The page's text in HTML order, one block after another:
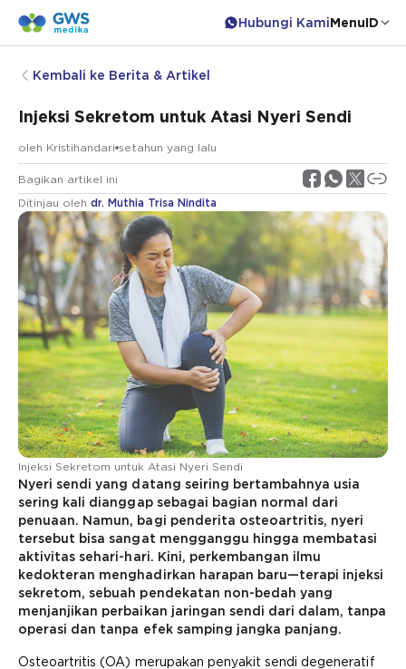
Hubungi KamiMenuID
Kembali ke Berita & Artikel
Injeksi Sekretom untuk Atasi Nyeri Sendi
oleh Kristihandari setahun yang lalu
Bagikan artikel ini
Ditinjau oleh dr. Muthia Trisa Nindita
Injeksi Sekretom untuk Atasi Nyeri Sendi
Nyeri sendi yang datang seiring bertambahnya usia
sering kali dianggap sebagai bagian normal dari
penuaan. Namun, bagi penderita osteoartritis, nyeri
tersebut bisa sangat mengganggu hingga membatasi
aktivitas sehari-hari. Kini, perkembangan ilmu
kedokteran menghadirkan harapan baru—terapi injeksi
sekretom, sebuah pendekatan non-bedah yang
menjanjikan perbaikan jaringan sendi dari dalam, tanpa
operasi dan tanpa efek samping jangka panjang.
Osteoartritis (OA) merupakan penyakit sendi degeneratif